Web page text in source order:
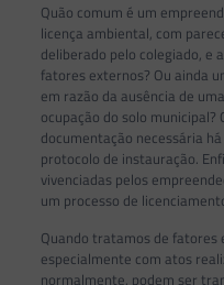
Quão comum é um
licença ambiental, com
deliberado pelo colegiado, e
fatores externos? Ou ainda
em razão da ausência de
ocupação do solo
documentação necessária
protocolo de instauração.
vivenciadas pelos
um processo de
Quando tratamos de
especialmente com atos
normalmente, podem ser